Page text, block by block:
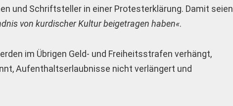
und Schriftsteller in einer Protesterklärung. Damit seien
von kurdischer Kultur beigetragen haben«.
im Übrigen Geld- und Freiheitsstrafen verhängt,
Aufenthaltserlaubnisse nicht verlängert und